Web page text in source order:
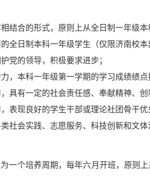
结合的形式，原则上从全日制一年级本
全日制本科一年级学生（仅限济南校本
党的领导，积极要求进步；
力，本科一年级第一学期的学习成绩绩
，具有一定的社会责任感、奉献精神、
表现良好的学生干部或理论社团骨干优
类社会实践、志愿服务、科技创新和文
一个培养周期，每年六月开班，原则